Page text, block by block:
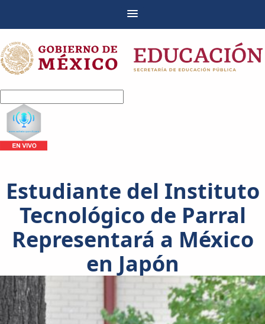
Estudiante del Instituto
Tecnológico de Parral
Representará a México
en Japón